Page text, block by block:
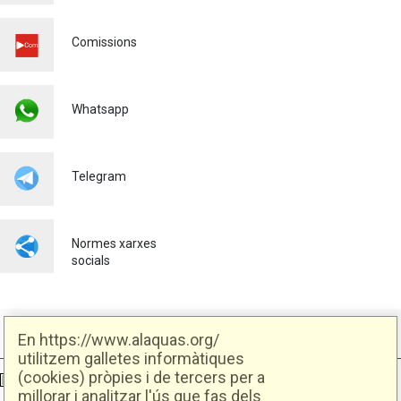
En https://www.alaquas.org/
utilitzem galletes informàtiques
(cookies) pròpies i de tercers per a
millorar i analitzar l'ús que fas dels
Comissions
Whatsapp
Telegram
Normes xarxes
socials
Ajuntament d'Alaquàs Creative Commons